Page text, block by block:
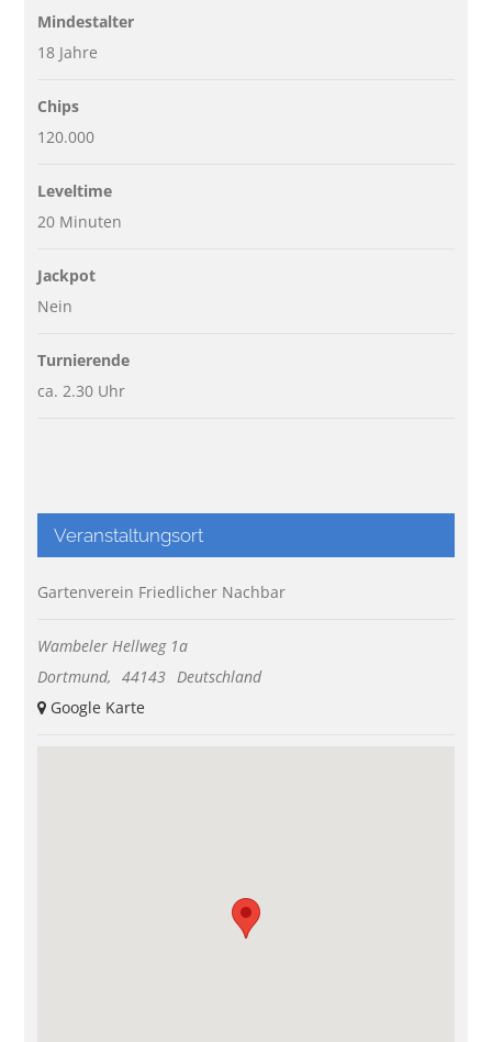
Mindestalter
18 Jahre
Chips
120.000
Leveltime
20 Minuten
Jackpot
Nein
Turnierende
ca. 2.30 Uhr
Veranstaltungsort
Gartenverein Friedlicher Nachbar
Wambeler Hellweg 1a
Dortmund, 44143 Deutschland
+ Google Karte